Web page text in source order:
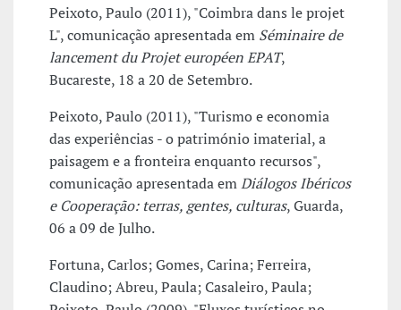
Peixoto, Paulo (2011), "Coimbra dans le projet
L", comunicação apresentada em Séminaire de
lancement du Projet européen EPAT,
Bucareste, 18 a 20 de Setembro.
Peixoto, Paulo (2011), "Turismo e economia
das experiências - o património imaterial, a
paisagem e a fronteira enquanto recursos",
comunicação apresentada emDiálogos Ibéricos
e Cooperação: terras, gentes, culturas, Guarda,
06 a 09 de Julho.
Fortuna, Carlos; Gomes, Carina; Ferreira,
Claudino; Abreu, Paula; Casaleiro, Paula;